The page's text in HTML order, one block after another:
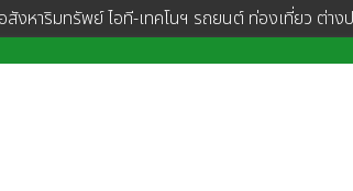
หาริมทรัพย์ ไอที-เทคโนฯ รถยนต์ ท่องเที่ยว ต่างป